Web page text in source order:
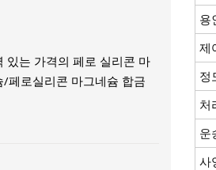
있는 가격의 페로 실리콘 마
/페로실리콘 마그네슘 합금
용
제
정
처
운
사